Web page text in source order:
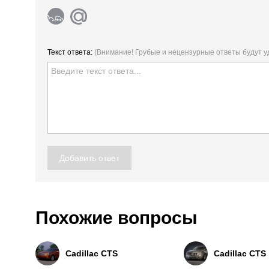
Текст ответа: (Внимание! Грубые и нецензурные ответы будут
Добавить ответ
Похожие вопросы
Cadillac CTS Cadillac CTS